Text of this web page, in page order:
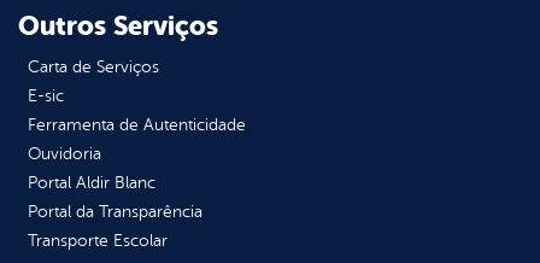
Outros Serviços
Carta de Serviços
E-sic
Ferramenta de Autenticidade
Ouvidoria
Portal Aldir Blanc
Portal da Transparência
Transporte Escolar